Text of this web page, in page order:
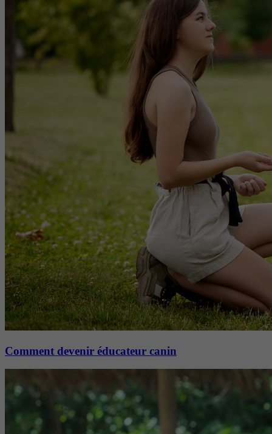
Comment devenir éducateur canin